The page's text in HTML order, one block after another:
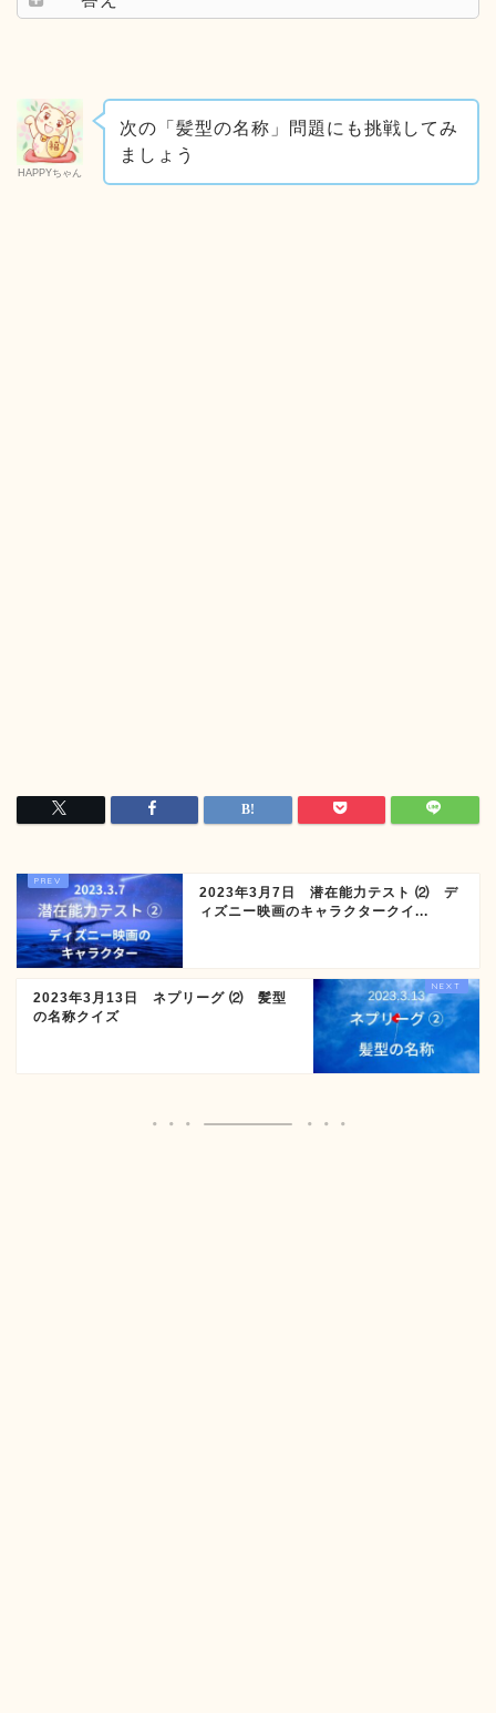
HAPPYちゃん
次の「髪型の名称」問題にも挑戦してみ
ましょう
2023年3月7日 潜在能力テスト ⑵ デ
ィズニー映画のキャラクタークイ...
2023年3月13日 ネプリーグ ⑵ 髪型
の名称クイズ